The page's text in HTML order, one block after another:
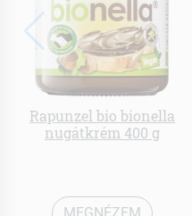
Rapunzel bio bionella
nugátkrém 400 g
MEGNÉZEM